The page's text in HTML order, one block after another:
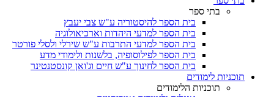
בתי ספר
בית הספר להיסטוריה ע"ש צבי יעבץ
בית הספר למדעי היהדות וארכיאולוגיה
בית הספר למדעי התרבות ע"ש שירלי ולסלי פורטר
בית הספר לפילוסופיה, בלשנות ולימודי מדע
בית הספר לחינוך ע"ש חיים וג'ואן קונסטנטינר
תוכניות לימודים
תוכניות הלימודים